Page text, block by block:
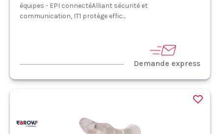
équipes - EPI connectéAlliant sécurité et
communication, IT1 protège effic...
Demande express